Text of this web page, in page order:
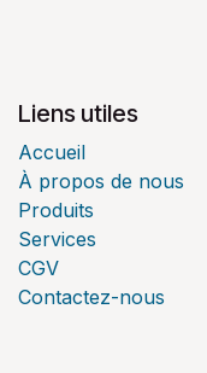
Liens utiles
Accueil
À propos de nous
Produits
Services
CGV
Contactez-nous